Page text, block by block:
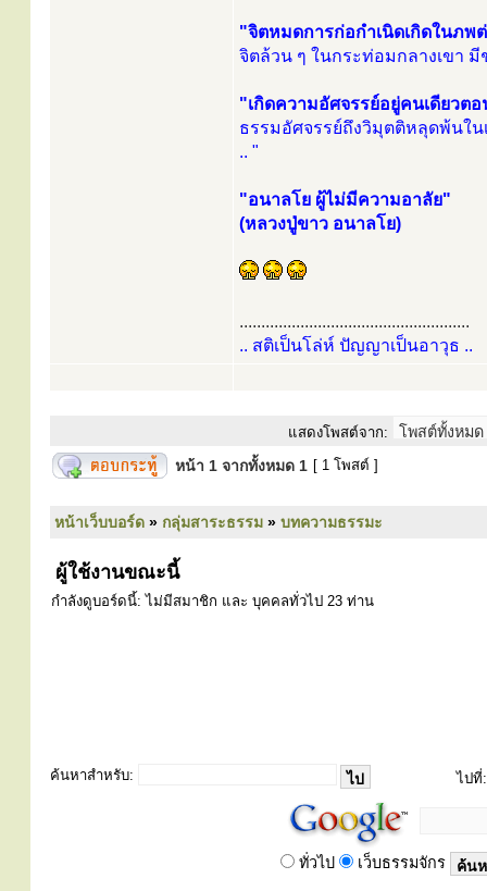
"จิตหมดการก่อกำเนิดเกิดในภพ
จิตล้วน ๆ ในกระท่อมกลางเขา
"เกิดความอัศจรรย์อยู่คนเดียวต
ธรรมอัศจรรย์ถึงวิมุตติหลุดพ้นใน
.. "
"อนาลโย ผู้ไม่มีความอาลัย"
(หลวงปู่ขาว อนาลโย)
.....................................................
.. สติเป็นโล่ห์ ปัญญาเป็นอาวุธ ..
แสดงโพสต์จาก:
หน้า 1 จากทั้งหมด 1 [ 1 โพสต์ ]
หน้าเว็บบอร์ด » กลุ่มสาระธรรม » บทความธรรมะ
ผู้ใช้งานขณะนี้
กำลังดูบอร์ดนี้: ไม่มีสมาชิก และ บุคคลทั่วไป 23 ท่าน
ค้นหาสำหรับ: ไปที่:
ทั่วไป เว็บธรรมจักร